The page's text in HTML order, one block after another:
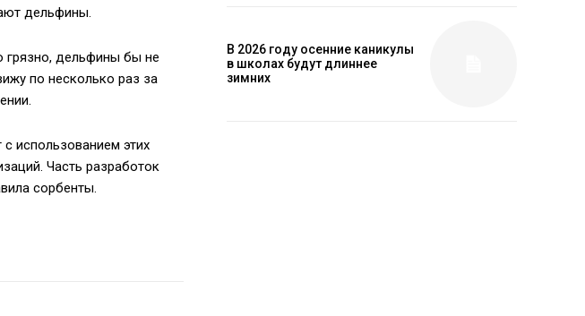
дельфины.
грязно, дельфины бы не
по несколько раз за
использованием этих
Часть разработок
сорбенты.
В 2026 году осенние каникулы
в школах будут длиннее
зимних